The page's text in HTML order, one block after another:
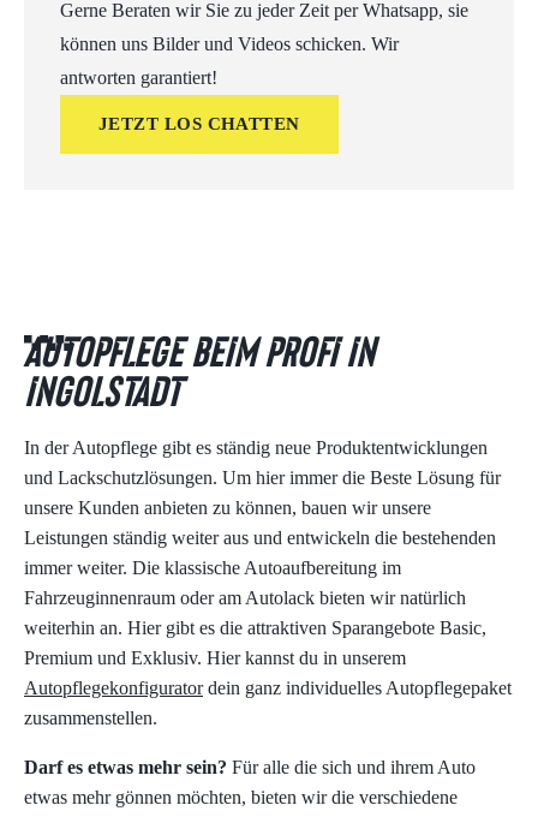
Gerne Beraten wir Sie zu jeder Zeit per Whatsapp, sie
können uns Bilder und Videos schicken. Wir
antworten garantiert!
JETZT LOS CHATTEN
Autopflege BEIM PROFI in
Ingolstadt
In der Autopflege gibt es ständig neue Produktentwicklungen
und Lackschutzlösungen. Um hier immer die Beste Lösung für
unsere Kunden anbieten zu können, bauen wir unsere
Leistungen ständig weiter aus und entwickeln die bestehenden
immer weiter. Die klassische Autoaufbereitung im
Fahrzeuginnenraum oder am Autolack bieten wir natürlich
weiterhin an. Hier gibt es die attraktiven Sparangebote Basic,
Premium und Exklusiv. Hier kannst du in unserem
Autopflegekonfiguratordein ganz individuelles Autopflegepaket
zusammenstellen.
Darf es etwas mehr sein? Für alle die sich und ihrem Auto
etwas mehr gönnen möchten, bieten wir die verschiedene